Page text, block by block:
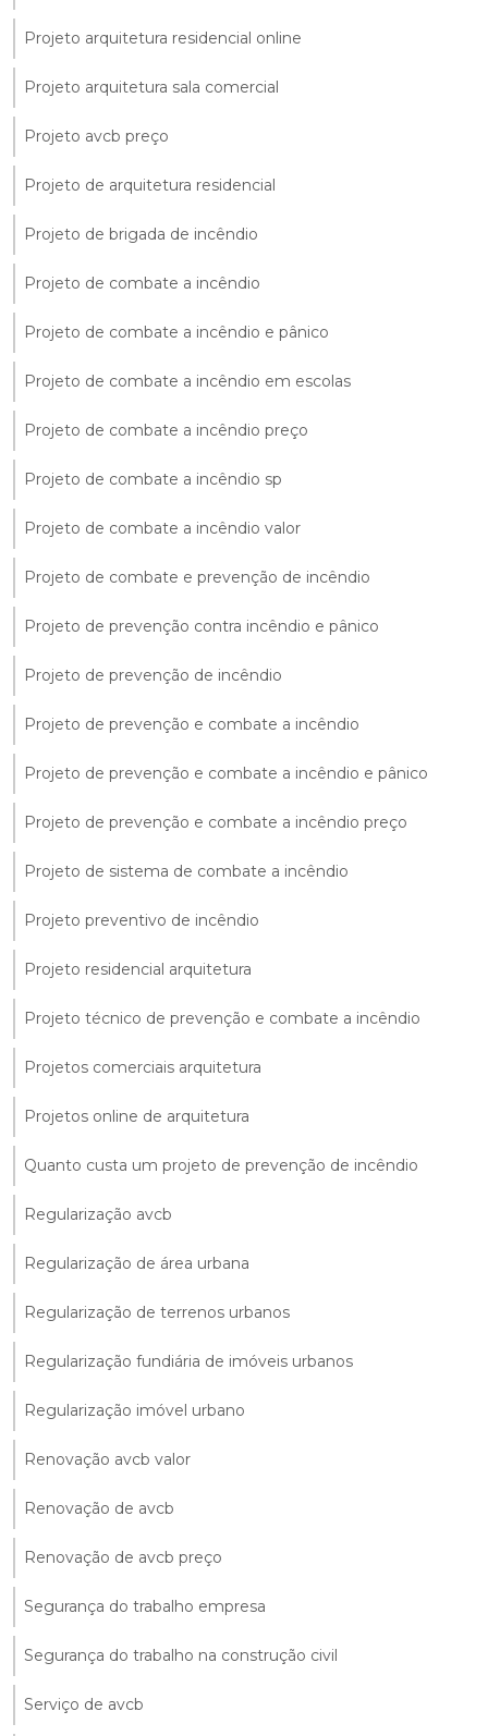
Projeto arquitetura residencial online
Projeto arquitetura sala comercial
Projeto avcb preço
Projeto de arquitetura residencial
Projeto de brigada de incêndio
Projeto de combate a incêndio
Projeto de combate a incêndio e pânico
Projeto de combate a incêndio em escolas
Projeto de combate a incêndio preço
Projeto de combate a incêndio sp
Projeto de combate a incêndio valor
Projeto de combate e prevenção de incêndio
Projeto de prevenção contra incêndio e pânico
Projeto de prevenção de incêndio
Projeto de prevenção e combate a incêndio
Projeto de prevenção e combate a incêndio e pânico
Projeto de prevenção e combate a incêndio preço
Projeto de sistema de combate a incêndio
Projeto preventivo de incêndio
Projeto residencial arquitetura
Projeto técnico de prevenção e combate a incêndio
Projetos comerciais arquitetura
Projetos online de arquitetura
Quanto custa um projeto de prevenção de incêndio
Regularização avcb
Regularização de área urbana
Regularização de terrenos urbanos
Regularização fundiária de imóveis urbanos
Regularização imóvel urbano
Renovação avcb valor
Renovação de avcb
Renovação de avcb preço
Segurança do trabalho empresa
Segurança do trabalho na construção civil
Serviço de avcb